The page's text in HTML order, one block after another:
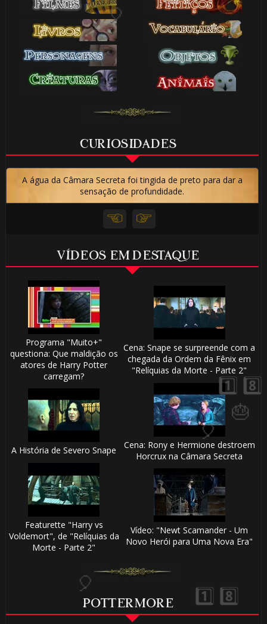
CURIOSIDADES
A água da Câmara Secreta foi tingida de preto para dar a
sensação de profundidade.
VÍDEOS EM DESTAQUE
Programa "Muito+"
questiona: Que maldição os
atores de Harry Potter
carregam?
Cena: Snape se surpreende com a
chegada da Ordem da Fênix em
"Relíquias da Morte - Parte 2"
A História de Severo Snape
Cena: Rony e Hermione destroem
Horcrux na Câmara Secreta
Featurette "Harry vs
Voldemort", de "Relíquias da
Morte - Parte 2"
Vídeo: "Newt Scamander - Um
Novo Herói para Uma Nova Era"
POTTERMORE
1️⃣ 8️⃣
🎂
⚡
⚡
🎈
🎈
1️⃣ 8️⃣
⚡